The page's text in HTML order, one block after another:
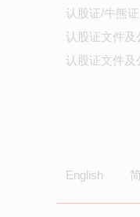
认股证/牛熊
认股证文件及
认股证文件及
English